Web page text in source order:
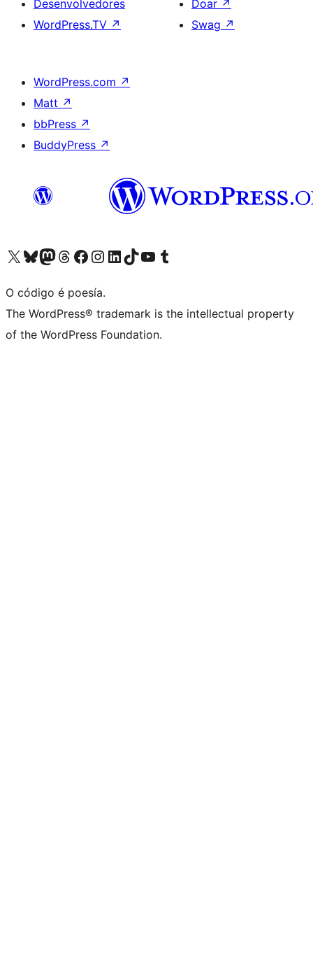
Desenvolvedores
WordPress.TV ↗
Doar ↗
Swag ↗
WordPress.com ↗
Matt ↗
bbPress ↗
BuddyPress ↗
Visita la cuenta de X (anteriormente Twitter)
Visita a nosa conta de Bluesky
Visita a nosa conta de Mastodon
Visita a nosa conta de Threads
Visita a nosa páxina de Facebook
Visita a nosa conta de Instagram
Visita a nosa conta de LinkedIn
Visita a nosa conta de TikTok
Visita a nosa canle de YouTube
Visita a nosa conta de Tumblr
O código é poesía.
The WordPress® trademark is the intellectual property
of the WordPress Foundation.